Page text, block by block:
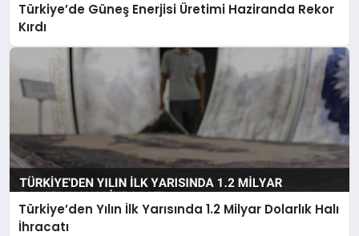
Türkiye’de Güneş Enerjisi Üretimi Haziranda Rekor
Kırdı
Türkiye’den Yılın İlk Yarısında 1.2 Milyar Dolarlık Halı
İhracatı